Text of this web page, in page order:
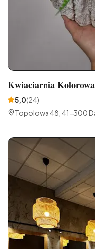
Kwiaciarnia Kolorowa
5,0(24)
Topolowa 48, 41-300